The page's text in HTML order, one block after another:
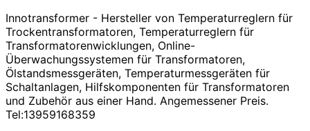
Innotransformer - Hersteller von Temperaturreglern für
Trockentransformatoren, Temperaturreglern für
Transformatorenwicklungen, Online-
Überwachungssystemen für Transformatoren,
Ölstandsmessgeräten, Temperaturmessgeräten für
Schaltanlagen, Hilfskomponenten für Transformatoren
und Zubehör aus einer Hand. Angemessener Preis.
Tel:13959168359